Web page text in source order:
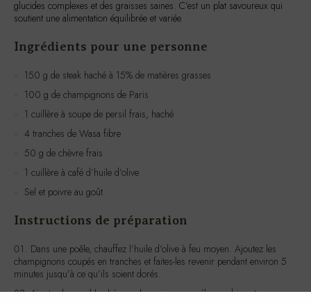
Ingrédients pour une personne
150 g de steak haché à 15% de matières grasses
1 cuillère à soupe de persil frais, haché
4 tranches de Wasa fibre
50 g de chèvre frais
1 cuillère à café d’huile d’olive
Sel et poivre au goût
Instructions de préparation
Dans une poêle, chauffez l’huile d’olive à feu moyen. Ajoutez les
champignons coupés en tranches et faites-les revenir pendant environ 5
minutes jusqu’à ce qu’ils soient dorés.
Ajoutez le persil haché aux champignons, mélangez bien et
assaisonnez avec du sel et du poivre. Retirez du feu et réservez.
Dans la même poêle, faites cuire le steak haché à feu moyen